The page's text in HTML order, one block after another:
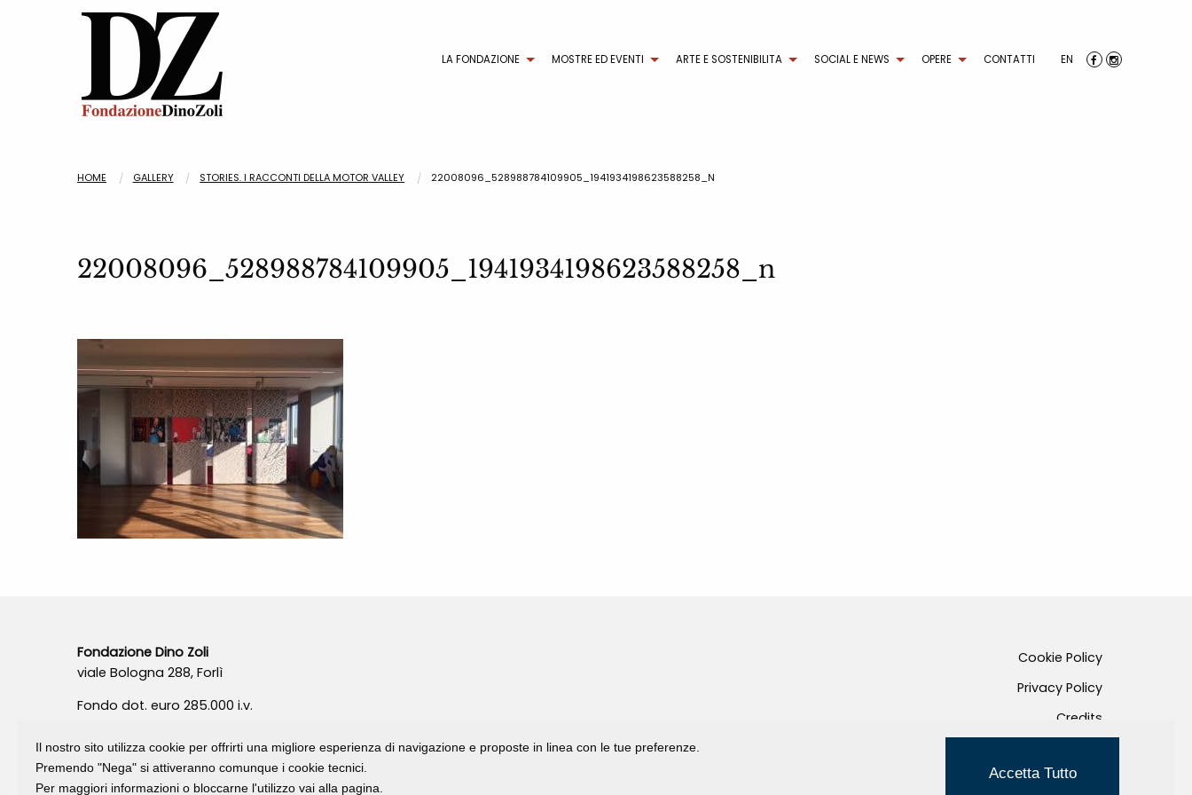
LA FONDAZIONE MOSTRE ED EVENTI ARTE E SOSTENIBILITA SOCIAL E NEWS OPERE CONTATTI EN
HOME GALLERY STORIES. I RACCONTI DELLA MOTOR VALLEY 22008096_528988784109905_1941934198623588258_N
22008096_528988784109905_1941934198623588258_n
Fondazione Dino Zoli
viale Bologna 288, Forlì
Fondo dot. euro 285.000 i.v.
Isc.Reg Per.Giu. n. 10404
Cookie Policy
Privacy Policy
Credits
Il nostro sito utilizza cookie per offrirti una migliore esperienza di navigazione e proposte in linea con le tue preferenze.
Premendo "Nega" si attiveranno comunque i cookie tecnici.
Per maggiori informazioni o bloccarne l'utilizzo vai alla pagina.
Accetta Tutto